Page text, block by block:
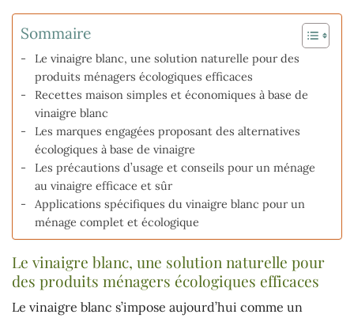
Sommaire
Le vinaigre blanc, une solution naturelle pour des
produits ménagers écologiques efficaces
Recettes maison simples et économiques à base de
vinaigre blanc
Les marques engagées proposant des alternatives
écologiques à base de vinaigre
Les précautions d’usage et conseils pour un ménage
au vinaigre efficace et sûr
Applications spécifiques du vinaigre blanc pour un
ménage complet et écologique
Le vinaigre blanc, une solution naturelle pour
des produits ménagers écologiques efficaces
Le vinaigre blanc s’impose aujourd’hui comme un